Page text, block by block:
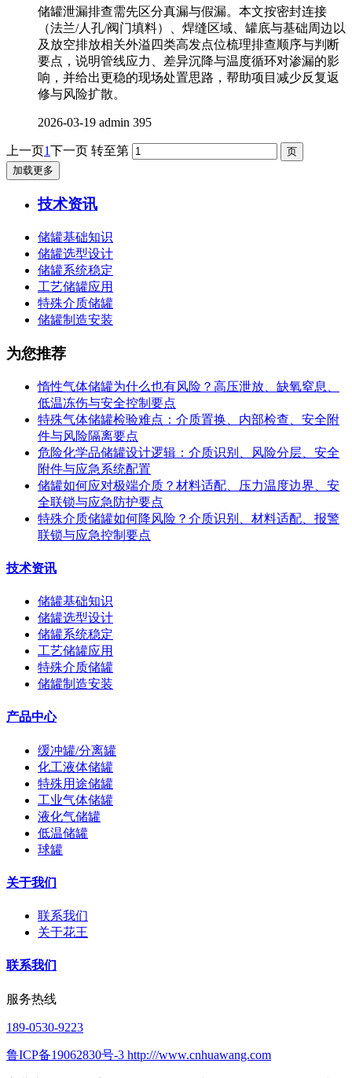
储罐泄漏排查需先区分真漏与假漏。本文按密封连接
（法兰/人孔/阀门填料）、焊缝区域、罐底与基础周边以
及放空排放相关外溢四类高发点位梳理排查顺序与判断
要点，说明管线应力、差异沉降与温度循环对渗漏的影
响，并给出更稳的现场处置思路，帮助项目减少反复返
修与风险扩散。
2026-03-19 admin 395
上一页1下一页 转至第
加载更多
技术资讯
储罐基础知识
储罐选型设计
储罐系统稳定
工艺储罐应用
特殊介质储罐
储罐制造安装
为您推荐
惰性气体储罐为什么也有风险？高压泄放、缺氧窒息、
低温冻伤与安全控制要点
特殊气体储罐检验难点：介质置换、内部检查、安全附
件与风险隔离要点
危险化学品储罐设计逻辑：介质识别、风险分层、安全
附件与应急系统配置
储罐如何应对极端介质？材料适配、压力温度边界、安
全联锁与应急防护要点
特殊介质储罐如何降风险？介质识别、材料适配、报警
联锁与应急控制要点
技术资讯
储罐基础知识
储罐选型设计
储罐系统稳定
工艺储罐应用
特殊介质储罐
储罐制造安装
产品中心
缓冲罐/分离罐
化工液体储罐
特殊用途储罐
工业气体储罐
液化气储罐
低温储罐
球罐
关于我们
联系我们
关于花王
联系我们
服务热线
189-0530-9223
鲁ICP备19062830号-3 http:///www.cnhuawang.com